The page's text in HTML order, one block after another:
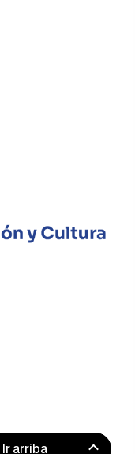
Ir arriba